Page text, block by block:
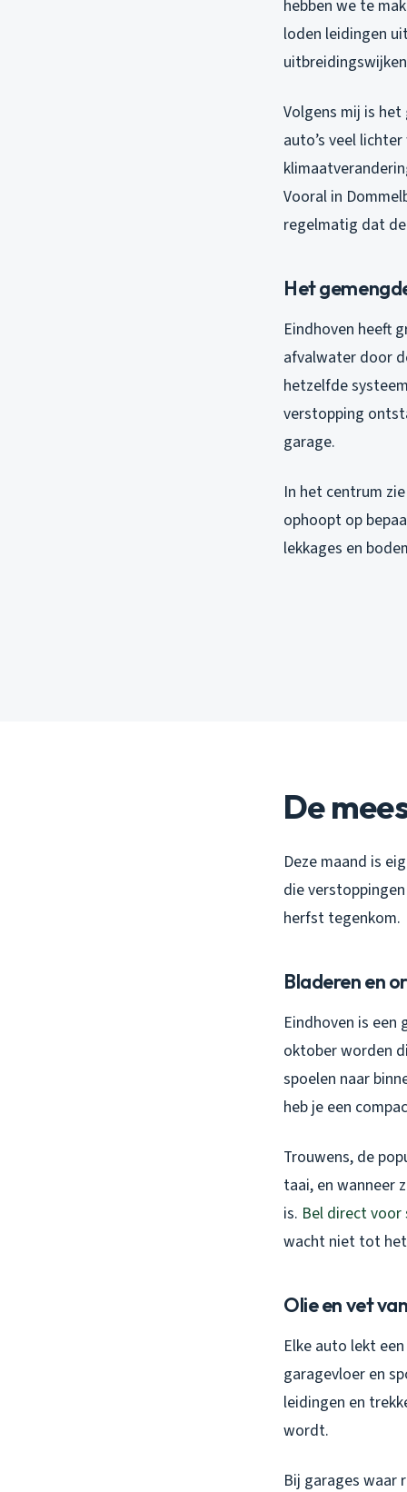
hebben we te
loden leidingen
Volgens mij is
auto’s veel
Vooral in
regelmatig dat
Het
Eindhoven heeft
afvalwater door
hetzelfde
verstopping
garage.
In het centrum
ophoopt op
lekkages en
De
Deze maand is
die
herfst tegenkom.
Bladeren en
Eindhoven is
oktober worden
spoelen naar
heb je een
Trouwens, de
taai, en wanneer
is. Bel direct voor
wacht niet tot
Olie en vet
Elke auto lekt
garagevloer en
leidingen en
wordt.
Bij garages waar